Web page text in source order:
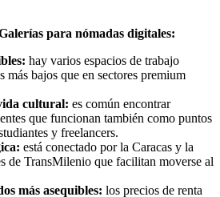
para nómadas digitales:
hay varios espacios de trabajo
más bajos que en sectores premium
cultural: es común encontrar
que funcionan también como puntos
y freelancers.
está conectado por la Caracas y la
de TransMilenio que facilitan moverse al
más asequibles: los precios de renta